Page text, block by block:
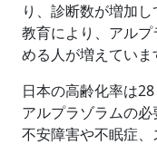
り、診断数が増加
教育により、アル
める人が増えていま
日本の高齢化率は
アルプラゾラムの
不安障害や不眠症